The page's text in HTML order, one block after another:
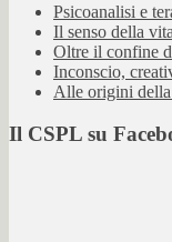
Psicoanalisi e
Il senso della vita
Oltre il confine
Inconscio,
Alle origini della
Il CSPL su